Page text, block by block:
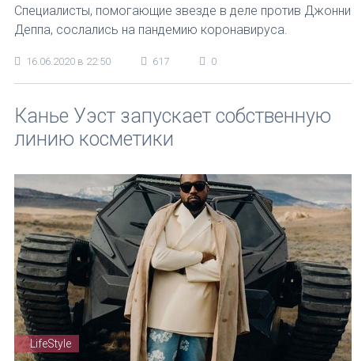
Специалисты, помогающие звезде в деле против Джонни
Деппа, сослались на пандемию коронавируса.
16.06.2020 в 22:50 617 0
Канье Уэст запускает собственную
линию косметики
LifeStyle